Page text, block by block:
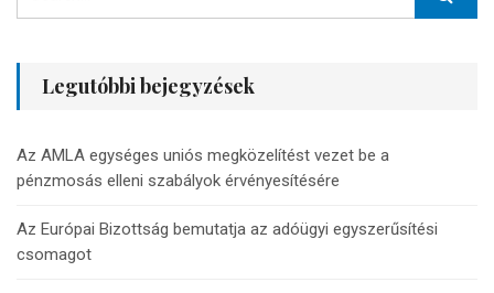
Legutóbbi bejegyzések
Az AMLA egységes uniós megközelítést vezet be a
pénzmosás elleni szabályok érvényesítésére
Az Európai Bizottság bemutatja az adóügyi egyszerűsítési
csomagot